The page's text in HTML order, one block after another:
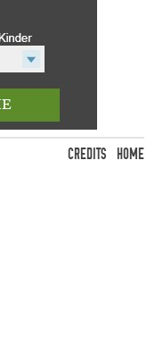
CREDITS HOME